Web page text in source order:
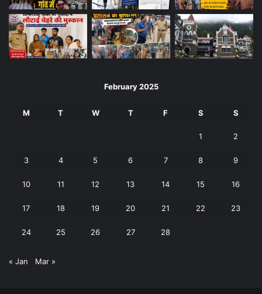
February 2025
M T W T F S S
1 2
3 4 5 6 7 8 9
10 11 12 13 14 15 16
17 18 19 20 21 22 23
24 25 26 27 28
« Jan Mar »